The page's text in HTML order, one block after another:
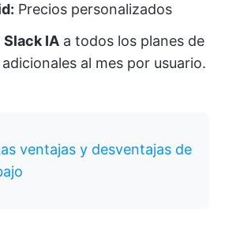
Precios personalizados
Slack IA a todos los planes de
al mes por usuario.
ventajas y desventajas de